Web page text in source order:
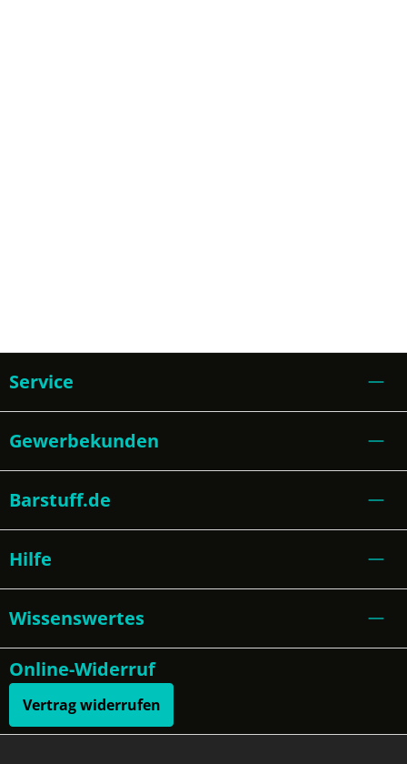
Service
Gewerbekunden
Barstuff.de
Hilfe
Wissenswertes
Online-Widerruf
Vertrag widerrufen